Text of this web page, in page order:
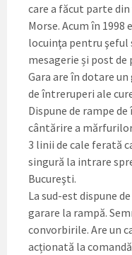
care a făcut parte
Morse. Acum în
locuinţa pentru şeful
mesagerie și post de
Gara are în dotare
de întreruperi ale
Dispune de rampe
cântărire a
3 linii de cale ferată
singură la intrare
Bucureşti.
La sud-est dispune
garare la rampă.
convorbirile. Are un
acționată la